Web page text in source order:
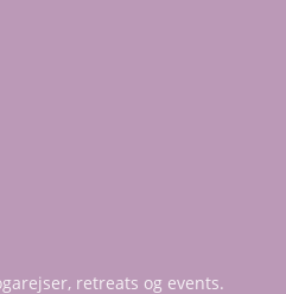
retreats og events.